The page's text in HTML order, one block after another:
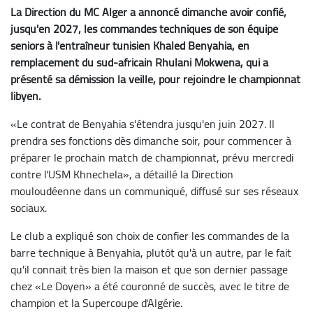
La Direction du MC Alger a annoncé dimanche avoir confié,
jusqu'en 2027, les commandes techniques de son équipe
seniors à l'entraîneur tunisien Khaled Benyahia, en
remplacement du sud-africain Rhulani Mokwena, qui a
présenté sa démission la veille, pour rejoindre le championnat
libyen.
«Le contrat de Benyahia s'étendra jusqu'en juin 2027. Il
prendra ses fonctions dès dimanche soir, pour commencer à
préparer le prochain match de championnat, prévu mercredi
contre l'USM Khnechela», a détaillé la Direction
mouloudéenne dans un communiqué, diffusé sur ses réseaux
sociaux.
Le club a expliqué son choix de confier les commandes de la
barre technique à Benyahia, plutôt qu'à un autre, par le fait
qu'il connait très bien la maison et que son dernier passage
chez «Le Doyen» a été couronné de succès, avec le titre de
champion et la Supercoupe d'Algérie.